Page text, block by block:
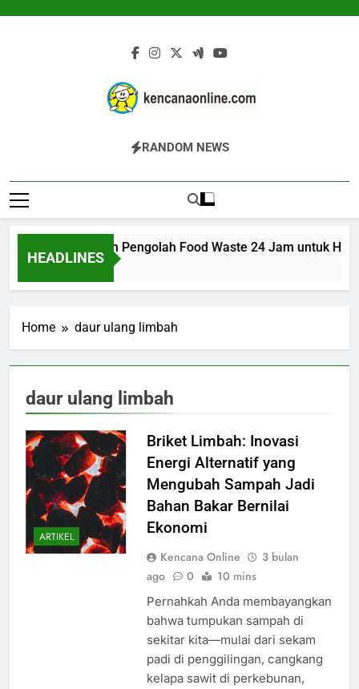
Kencana Online
Jasa Pengelolaan Sampah Kawasan
Dan Industri
RANDOM NEWS
HEADLINES
ARK 200K: Mesin Pengolah Food Waste 24 Jam untuk
13 Jam Ago
Home daur ulang limbah
daur ulang limbah
ARTIKEL
Briket Limbah: Inovasi
Energi Alternatif yang
Mengubah Sampah Jadi
Bahan Bakar Bernilai
Ekonomi
Kencana Online
3 bulan
ago
0 10 mins
Pernahkah Anda membayangkan
bahwa tumpukan sampah di
sekitar kita—mulai dari sekam
padi di penggilingan, cangkang
kelapa sawit di perkebunan,